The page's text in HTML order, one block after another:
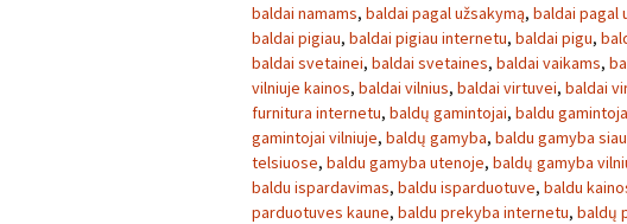
baldai namams, baldai pagal užsakymą, baldai pagal
baldai pigiau, baldai pigiau internetu, baldai pigu,
baldai svetainei, baldai svetaines, baldai vaikams,
vilniuje kainos, baldai vilnius, baldai virtuvei, baldai
furnitura internetu, baldų gamintojai, baldu
gamintojai vilniuje, baldų gamyba, baldu gamyba
telsiuose, baldu gamyba utenoje, baldų gamyba
baldu ispardavimas, baldu isparduotuve, baldu
parduotuves kaune, baldu prekyba internetu, baldų